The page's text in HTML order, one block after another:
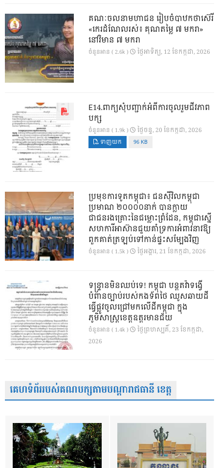
គណៈចលនាមហាជន រៀបចំបាឋកថាស៊េរី
«កេរដំណែលរស់៖ គុណតម្លៃ ៧ មករា»
នៅវិមាន ៧ មករា
ចំនួនអាន ( 2.6k ) ថ្ងៃ​អាទិត្យ, 12 ខែ​កក្កដា, 2026
E14.ពាក្យសុំបញ្ជាក់អំពីការចូលរួមជីវភាព
បក្ស
ចំនួនអាន ( 1.9k ) ថ្ងៃ​ចន្ទ, 20 ខែ​កក្កដា, 2026
ទាញយក 96 KB
ប្រមុខការទូតកម្ពុជា៖ ជនស៊ីវិលកម្ពុជា
ប្រមាណ ២០០០០នាក់ បានក្លាយ
ជាជនរងគ្រោះនៃជម្លោះព្រំដែន, កម្ពុជាស្នើ
សហការីអាស៊ានជួយគាំទ្រការអំពាវនាវឱ្យ
ពួកគាត់ត្រឡប់ទៅកាន់ផ្ទះសម្បែងវិញ
ចំនួនអាន ( 1.5k ) ថ្ងៃ​អង្គារ, 21 ខែ​កក្កដា, 2026
ទន្ទ្រានមិនឈប់ទេ! កម្ពុជា បន្តតវ៉ាទង្វើ
បំពានច្បាប់របស់កងទ័ពថៃ ឈូសឆាយដី
ធ្វើផ្លូវចូលជ្រៅមកលើដីកម្ពុជា ក្នុង
ភូមិសាស្ត្រខេត្តឧត្តរមានជ័យ
ចំនួនអាន ( 1.4k )
ថ្ងៃ​ព្រហស្បតិ៍, 23 ខែ​កក្កដា,
2026
គេហទំព័ររបស់គណបក្សតាមបណ្តារាជធានី ខេត្ត